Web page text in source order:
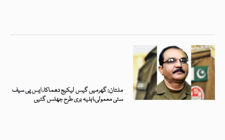
ملتان: گھرمیں گیس لیکیج دھماکا، ایس پی سیف
سٹی معمولی،اہلیہ بری طرح جھلس گئیں